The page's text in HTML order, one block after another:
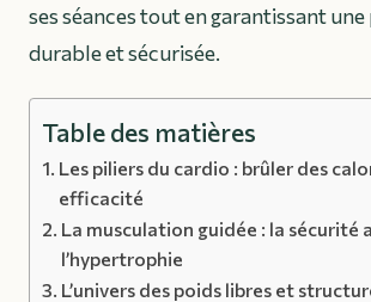
ses séances tout en garantissant
durable et sécurisée.
Table des matières
Les piliers du cardio : brûler des
efficacité
La musculation guidée : la sécurité
l’hypertrophie
L’univers des poids libres et